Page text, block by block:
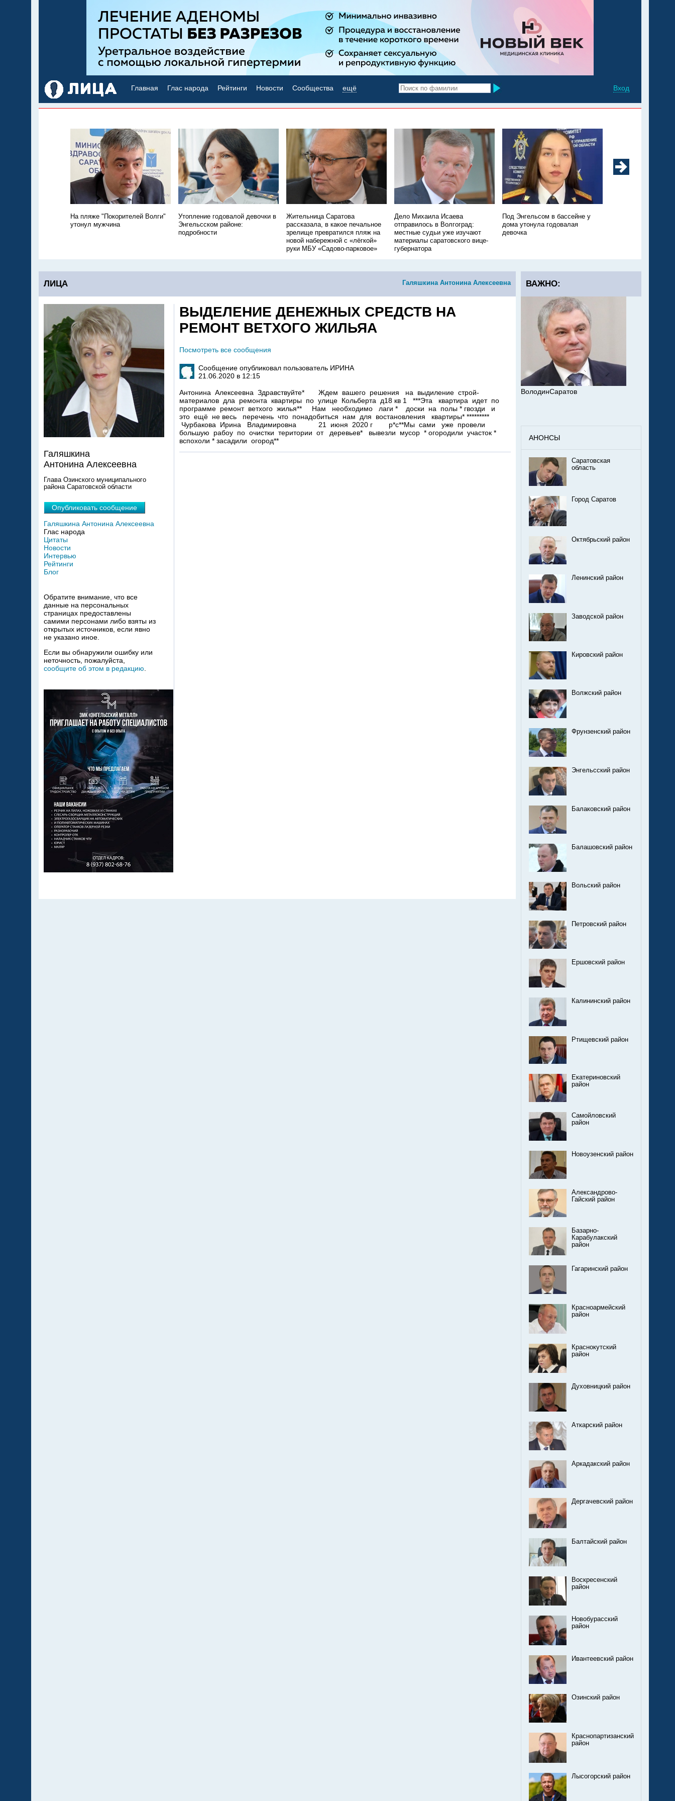
Вход
Главная Глас народа Рейтинги Новости Сообщества ещё
На пляже "Покорителей Волги"
утонул мужчина
Утопление годовалой девочки в
Энгельсском районе:
подробности
Жительница Саратова
рассказала, в какое печальное
зрелище превратился пляж на
новой набережной с «лёгкой»
руки МБУ «Садово-парковое»
Дело Михаила Исаева
отправилось в Волгоград:
местные судьи уже изучают
материалы саратовского вице-
губернатора
Под Энгельсом в бассейне у
дома утонула годовалая
девочка
Галяшкина Антонина Алексеевна
ЛИЦА
ВЫДЕЛЕНИЕ ДЕНЕЖНЫХ СРЕДСТВ НА
РЕМОНТ ВЕТХОГО ЖИЛЬЯА
Посмотреть все сообщения
Сообщение опубликовал пользователь ИРИНА
21.06.2020 в 12:15
Антонина Алексеевна Здравствуйте* Ждем вашего решения на выдиление строй-
материалов дла ремонта квартиры по улице Кольберта д18 кв 1 ***Эта квартира идет по
программе ремонт ветхого жилья** Нам необходимо лаги * доски на полы * гвозди и
это ещё не весь перечень что понадобиться нам для востановления квартиры* *********
Чурбакова Ирина Владимировна 21 июня 2020 г р*с**Мы сами уже провели
большую рабоу по очистки територии от деревьев* вывезли мусор * огородили участок *
вспохоли * засадили огород**
Галяшкина
Антонина Алексеевна
Глава Озинского муниципального
района Саратовской области
Опубликовать сообщение
Галяшкина Антонина Алексеевна
Глас народа
Цитаты
Новости
Интервью
Рейтинги
Блог
Обратите внимание, что все
данные на персональных
страницах предоставлены
самими персонами либо взяты из
открытых источников, если явно
не указано иное.
Если вы обнаружили ошибку или
неточность, пожалуйста,
сообщите об этом в редакцию
ВАЖНО:
ВолодинСаратов
АНОНСЫ
Саратовская
область
Город Саратов
Октябрьский район
Ленинский район
Заводской район
Кировский район
Волжский район
Фрунзенский район
Энгельсский район
Балаковский район
Балашовский район
Вольский район
Петровский район
Ершовский район
Калининский район
Ртищевский район
Екатериновский
район
Самойловский
район
Новоузенский район
Александрово-
Гайский район
Базарно-
Карабулакский
район
Гагаринский район
Красноармейский
район
Краснокутский
район
Духовницкий район
Аткарский район
Аркадакский район
Дергачевский район
Балтайский район
Воскресенский
район
Новобурасский
район
Ивантеевский район
Озинский район
Краснопартизанский
район
Лысогорский район